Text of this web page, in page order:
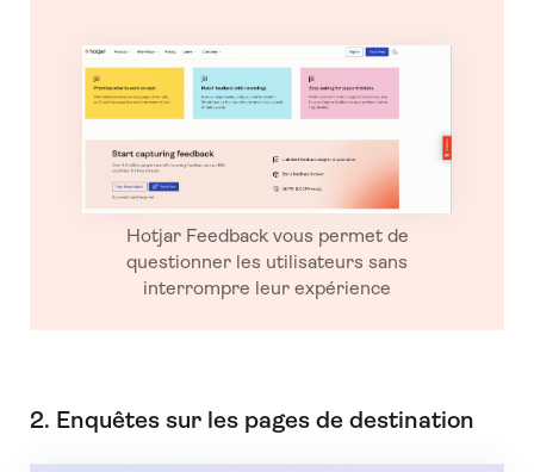
Hotjar Feedback vous permet de
questionner les utilisateurs sans
interrompre leur expérience
2. Enquêtes sur les pages de destination